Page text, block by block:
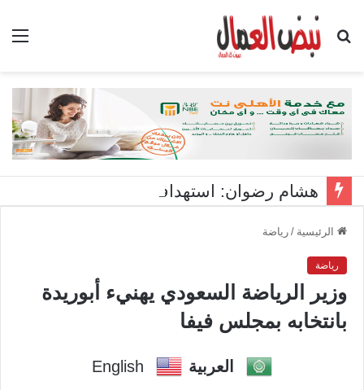
بحث
الرئيسية / رياضة
رياضة
وزير الرياضة السعودي يهنيء أبوريدة
بانتخابه بمجلس فيفا
العربية English